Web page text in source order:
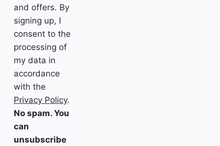
and offers. By
signing up, I
consent to the
processing of
my data in
accordance
with the
Privacy Policy.
No spam. You
can
unsubscribe